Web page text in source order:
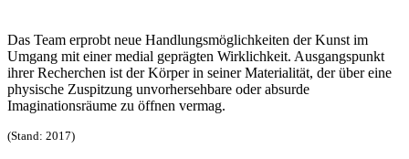
Das Team erprobt neue Handlungsmöglichkeiten der Kunst im
Umgang mit einer medial geprägten Wirklichkeit. Ausgangspunkt
ihrer Recherchen ist der Körper in seiner Materialität, der über eine
physische Zuspitzung unvorhersehbare oder absurde
Imaginationsräume zu öffnen vermag.
(Stand: 2017)